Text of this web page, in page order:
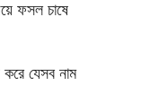
ফসল চাষে
যেসব নাম